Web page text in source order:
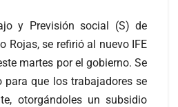
y Previsión social (S) de
Rojas, se refirió al nuevo IFE
martes por el gobierno. Se
que los trabajadores se
otorgándoles un subsidio